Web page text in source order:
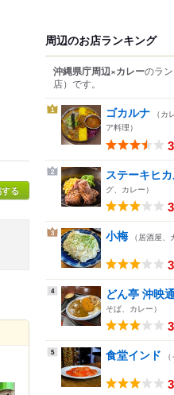
る
周辺のお店ランキング
沖縄県庁周辺×カレーのラ
店） です。
1 ゴカルナ （
ア料理）
2 ステーキヒ
グ、カレー）
3 小梅 （居酒屋、
4 どん亭 沖映
そば、カレー）
5 食堂インド